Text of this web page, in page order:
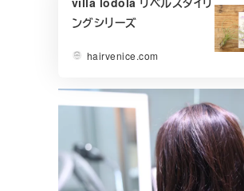
ングシリーズ
hairvenice.com